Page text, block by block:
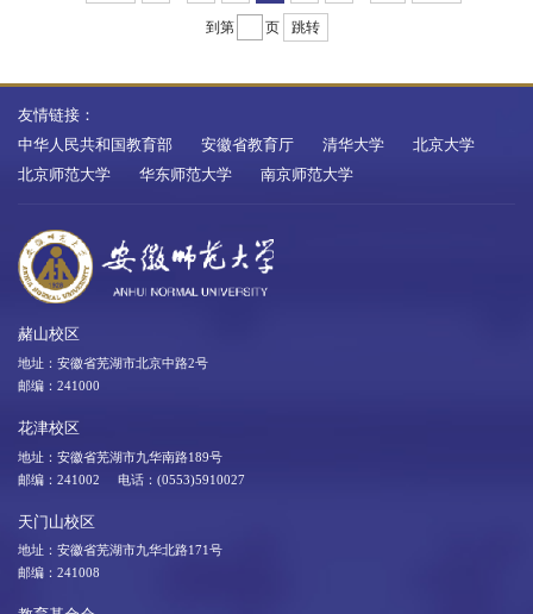
到第 页 跳转
友情链接：
中华人民共和国教育部
安徽省教育厅 清华大学
北京大学
北京师范大学
华东师范大学 南京师范大学
赭山校区
地址：安徽省芜湖市北京中路2号
邮编：241000
花津校区
地址：安徽省芜湖市九华南路189号
邮编：241002 电话：(0553)5910027
天门山校区
地址：安徽省芜湖市九华北路171号
邮编：241008